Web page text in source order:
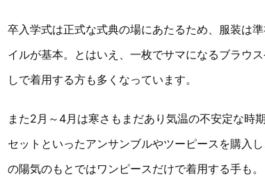
卒入学式は正式な式典の場にあたるため、服装は
イルが基本。とはいえ、一枚でサマになるブラウ
しで着用する方も多くなっています。
また2月～4月は寒さもまだあり気温の不安定な時
セットといったアンサンブルやツーピースを購入
の陽気のもとではワンピースだけで着用する手も。